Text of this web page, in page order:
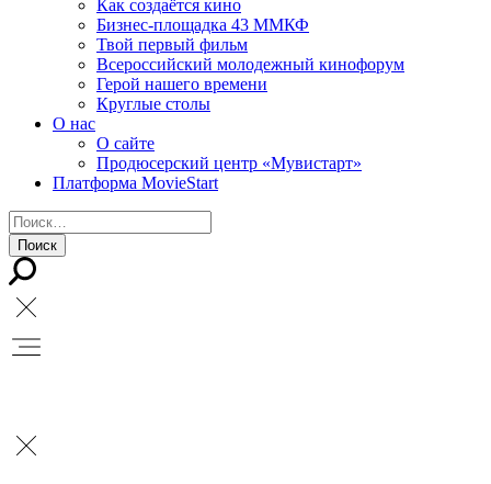
Как создаётся кино
Бизнес-площадка 43 ММКФ
Твой первый фильм
Всероссийский молодежный кинофорум
Герой нашего времени
Круглые столы
О нас
О сайте
Продюсерский центр «Мувистарт»
Платформа MovieStart